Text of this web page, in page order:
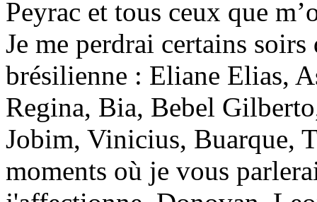
Peyrac et tous ceux que
Je me perdrai certains
brésilienne : Eliane Elias,
Regina, Bia, Bebel
Jobim, Vinicius, Buarque,
moments où je vous